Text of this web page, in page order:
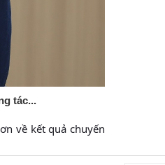
tác...
về kết quả chuyến